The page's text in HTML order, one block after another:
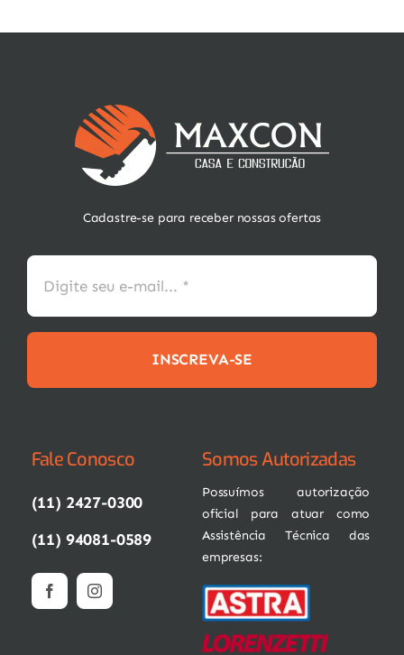
Cadastre-se para receber nossas ofertas
INSCREVA-SE
Fale Conosco
(11) 2427-0300
(11) 94081-0589
Somos Autorizadas
Possuímos autorização
oficial para atuar como
Assistência Técnica das
empresas: